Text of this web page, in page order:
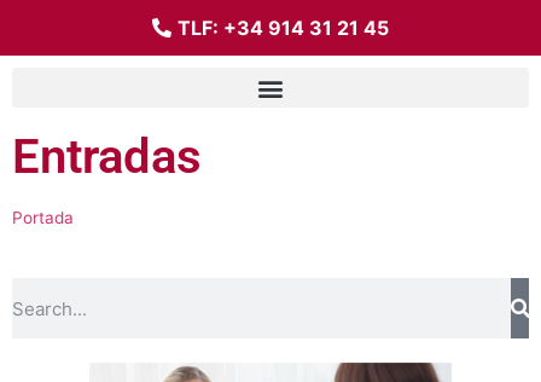
TLF: +34 914 31 21 45
Entradas
Portada